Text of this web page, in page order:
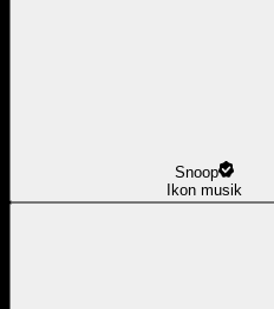
Snoop
Ikon musik